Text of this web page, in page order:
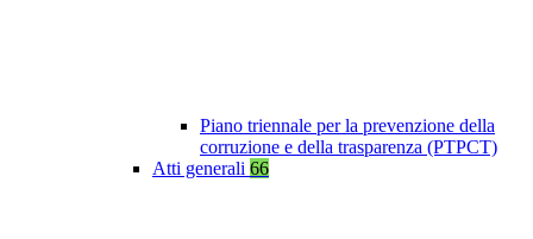
Piano triennale per la prevenzione della
corruzione e della trasparenza (PTPCT)
Atti generali 66